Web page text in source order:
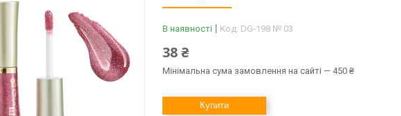
В наявності Код: DG-198 № 03
38 ₴
Мінімальна сума замовлення на сайті — 450 ₴
Купити